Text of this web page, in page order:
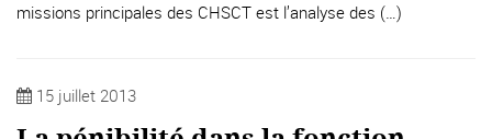
missions principales des CHSCT est l’analyse des (…)
15 juillet 2013